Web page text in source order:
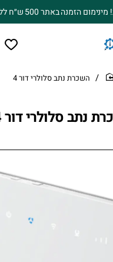
הזמנה באתר 500 ש״ח ללקוח.
נתב סלולרי דור 4
home
השכרת נתב סלולרי דור 4